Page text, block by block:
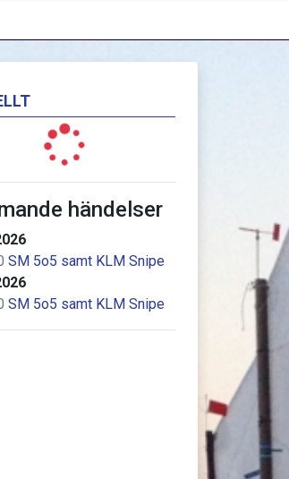
händelser
SM 5o5 samt KLM Snipe
SM 5o5 samt KLM Snipe